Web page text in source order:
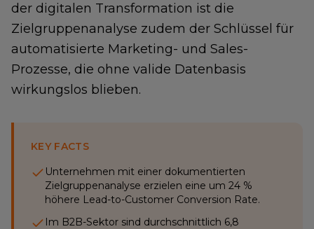
der digitalen Transformation ist die
Zielgruppenanalyse zudem der Schlüssel für
automatisierte Marketing- und Sales-
Prozesse, die ohne valide Datenbasis
wirkungslos blieben.
KEY FACTS
Unternehmen mit einer dokumentierten
Zielgruppenanalyse erzielen eine um 24 %
höhere Lead-to-Customer Conversion Rate.
Im B2B-Sektor sind durchschnittlich 6,8